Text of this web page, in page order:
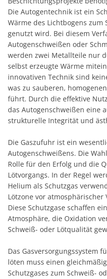
Die Autogentechnik ist ein
Wärme des Lichtbogens zum
genutzt wird. Bei diesem
Autogenschweißen oder
werden zwei Metallteile nur
selbst erzeugte Wärme
innovativen Technik sind
was zu sauberen,
führt. Durch die effektive
das Autogenschweißen eine
strukturelle Integrität und
Die Gaszufuhr ist ein
Autogenschweißens. Die
Rolle für den Erfolg und die
Lötvorgangs. In der Regel
Helium als Schutzgas
Lötzone vor
Diese Schutzgase schaffen
Atmosphäre, die Oxidation
Schweiß- oder Lötqualität
Das Gasversorgungssystem
löten muss einen
Schutzgases zum Schweiß-